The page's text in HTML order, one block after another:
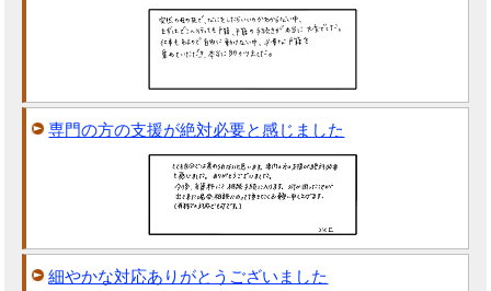
専門の方の支援が絶対必要と感じました
細やかな対応ありがとうございました